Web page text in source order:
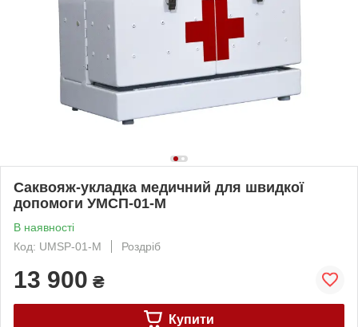
Саквояж-укладка медичний для швидкої
допомоги УМСП-01-М
В наявності
Код: UMSP-01-M
Роздріб
13 900 ₴
Купити